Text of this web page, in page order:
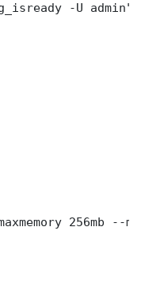
-U admin"]
256mb --